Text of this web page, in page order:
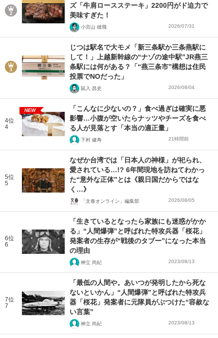
ズ「牛肩ロースステーキ」2200円がド迫力で
美味すぎた！
小宮山 雄飛 2026/07/31
じつは駅名で大モメ「新三条駅か三条燕駅に
して！」上越新幹線の“ナゾの途中駅”JR燕三
条駅には何がある？「“燕三条市”構想は住民
投票でNOだった」
鼠入 昌史 2026/08/04
4位
4
NEW
「こんなに少ないの？」食べ過ぎは確実に悪
影響…小腹が空いたらナッツやチーズを食べ
る人が見落とす「本当の適正量」
下村 健寿 21時間前
5位
5
なぜか台湾では「日本人の神様」が祀られ、
愛されている…!? 6年間現地を訪ねてわかっ
た“意外な正体”とは《親日国だからではな
く…》
「文春オンライン」編集部 2026/08/05
6位
6
「生きているとなったら家族にも迷惑がかか
る」“人間爆弾”と呼ばれた特攻兵器「桜花」
発案者の生存が“戦後のタブー”になった本当
の理由
神立 尚紀 2023/08/13
7位
7
「最低の人間や。あいつが発明したから死な
ないといかん」“人間爆弾”と呼ばれた特攻兵
器「桜花」発案者に元隊員がぶつけた“容赦な
い言葉”
神立 尚紀 2023/08/13